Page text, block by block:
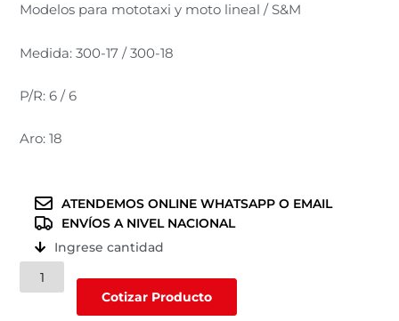
Modelos para mototaxi y moto lineal / S&M
Medida: 300-17 / 300-18
P/R: 6 / 6
Aro: 18
ATENDEMOS ONLINE WHATSAPP O EMAIL
ENVÍOS A NIVEL NACIONAL
Ingrese cantidad
Llantas
para
Cotizar Producto